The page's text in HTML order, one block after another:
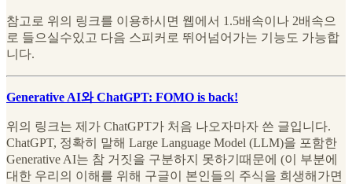
참고로 위의 링크를 이용하시면 웹에서 1.5배속이나 2배속으
로 들으실수있고 다음 스피커로 뛰어넘어가는 기능도 가능합
니다.
Generative AI와 ChatGPT: FOMO is back!
위의 링크는 제가 ChatGPT가 처음 나오자마자 쓴 글입니다.
ChatGPT, 정확히 말해 Large Language Model (LLM)을 포함한
Generative AI는 참 거짓을 구분하지 못하기때문에 (이 부분에
대한 우리의 이해를 위해 구글이 본인들의 주식을 희생해가면